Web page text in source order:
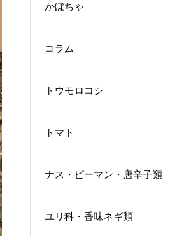
かぼちゃ
コラム
トウモロコシ
トマト
ナス・ピーマン・唐辛子類
ユリ科・香味ネギ類